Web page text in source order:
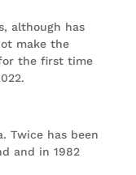
although has
make the
the first time
Twice has been
and in 1982